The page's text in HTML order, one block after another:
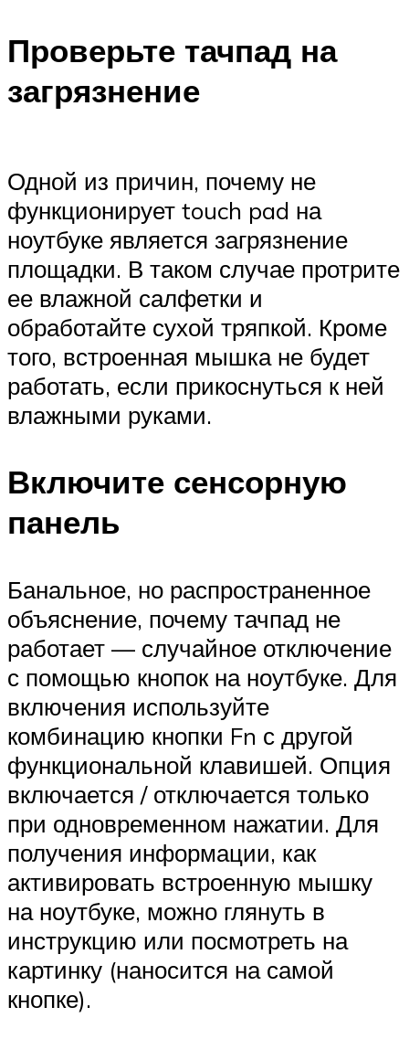
Проверьте тачпад на
загрязнение
Одной из причин, почему не
функционирует touch pad на
ноутбуке является загрязнение
площадки. В таком случае протрите
ее влажной салфетки и
обработайте сухой тряпкой. Кроме
того, встроенная мышка не будет
работать, если прикоснуться к ней
влажными руками.
Включите сенсорную
панель
Банальное, но распространенное
объяснение, почему тачпад не
работает — случайное отключение
с помощью кнопок на ноутбуке. Для
включения используйте
комбинацию кнопки Fn с другой
функциональной клавишей. Опция
включается / отключается только
при одновременном нажатии. Для
получения информации, как
активировать встроенную мышку
на ноутбуке, можно глянуть в
инструкцию или посмотреть на
картинку (наносится на самой
кнопке).